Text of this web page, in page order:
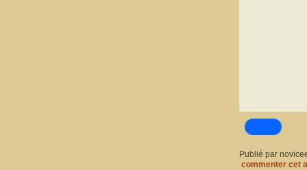
Publié par
commenter cet